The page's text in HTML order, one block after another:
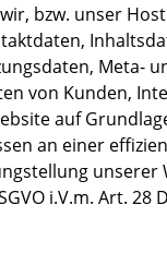
bzw. unser
Meta-
von Kunden,
auf
an einer
unserer
i.V.m. Art. 28